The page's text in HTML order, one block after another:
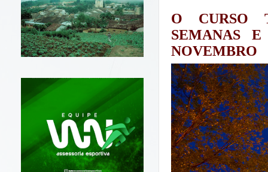
O CURSO
SEMANAS
NOVEMBRO